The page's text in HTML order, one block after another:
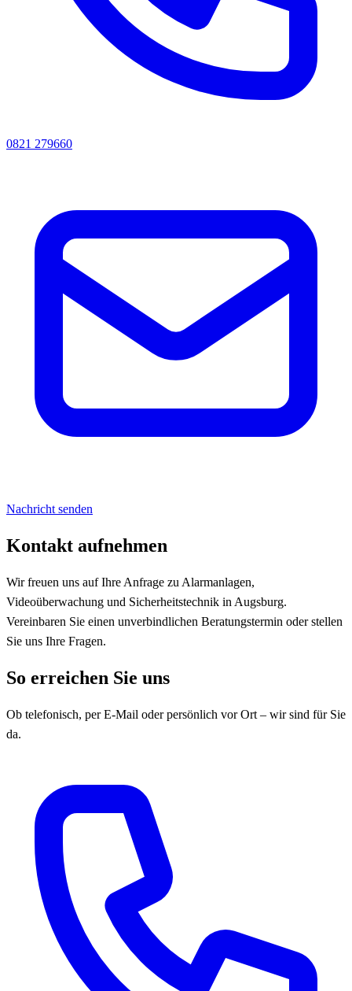
0821 279660
Nachricht senden
Kontakt aufnehmen
Wir freuen uns auf Ihre Anfrage zu Alarmanlagen,
Videoüberwachung und Sicherheitstechnik in Augsburg.
Vereinbaren Sie einen unverbindlichen Beratungstermin oder stellen
Sie uns Ihre Fragen.
So erreichen Sie uns
Ob telefonisch, per E-Mail oder persönlich vor Ort – wir sind für Sie
da.